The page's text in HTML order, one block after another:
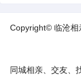
Copyright© 临沧相
同城相亲、交友、